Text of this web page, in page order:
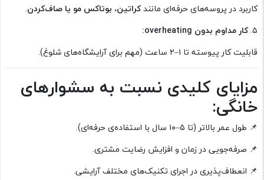
کاربرد در پروسه‌های حرفه‌ای مانندکراتین، بوتاکس مو یا صاف‌کردن.
۵. کار مداوم بدون overheating:
قابلیت کار پیوسته تا ۱–۲ ساعت (مهم برای آرایشگاه‌های شلوغ).
مزایای کلیدی نسبت به سشوارهای
خانگی:
📌 طول عمر بالاتر (تا ۵–۱۰ سال با استفاده‌ی حرفه‌ای).
📌 صرفه‌جویی در زمان و افزایش رضایت مشتری.
📌 انعطاف‌پذیری در اجرای تکنیک‌های مختلف آرایشی.